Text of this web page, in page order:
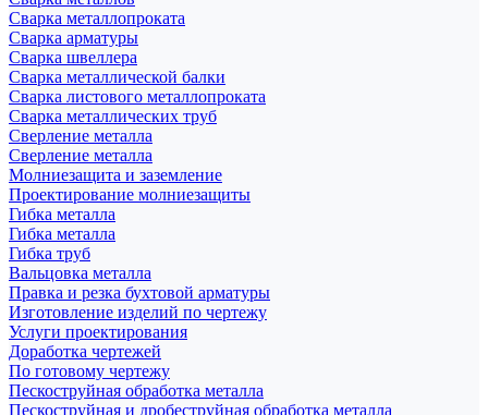
Сварка металлопроката
Сварка арматуры
Сварка швеллера
Сварка металлической балки
Сварка листового металлопроката
Сварка металлических труб
Сверление металла
Сверление металла
Молниезащита и заземление
Проектирование молниезащиты
Гибка металла
Гибка металла
Гибка труб
Вальцовка металла
Правка и резка бухтовой арматуры
Изготовление изделий по чертежу
Услуги проектирования
Доработка чертежей
По готовому чертежу
Пескоструйная обработка металла
Пескоструйная и дробеструйная обработка металла